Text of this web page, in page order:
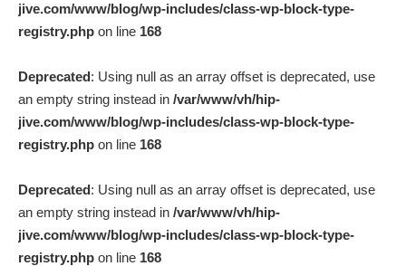
jive.com/www/blog/wp-includes/class-wp-block-type-
registry.php on line 168
Deprecated: Using null as an array offset is deprecated, use
an empty string instead in /var/www/vh/hip-
jive.com/www/blog/wp-includes/class-wp-block-type-
registry.php on line 168
Deprecated: Using null as an array offset is deprecated, use
an empty string instead in /var/www/vh/hip-
jive.com/www/blog/wp-includes/class-wp-block-type-
registry.php on line 168